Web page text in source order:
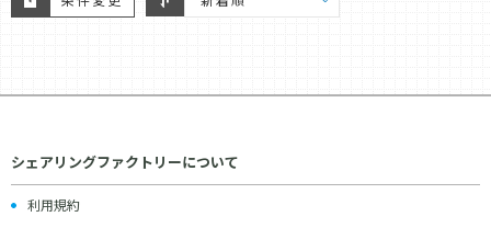
シェアリングファクトリーについて
利用規約